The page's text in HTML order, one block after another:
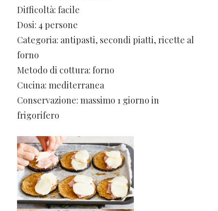
Difficoltà: facile
Dosi: 4 persone
Categoria: antipasti, secondi piatti, ricette al
forno
Metodo di cottura: forno
Cucina: mediterranea
Conservazione: massimo 1 giorno in
frigorifero